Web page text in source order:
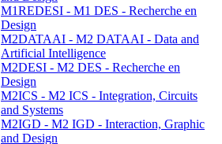
M1REDESI - M1 DES - Recherche en
Design
M2DATAAI - M2 DATAAI - Data and
Artificial Intelligence
M2DESI - M2 DES - Recherche en
Design
M2ICS - M2 ICS - Integration, Circuits
and Systems
M2IGD - M2 IGD - Interaction, Graphic
and Design